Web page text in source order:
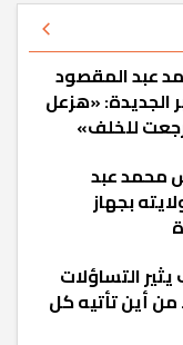
عبد المقصود
الجديدة: «هزعل
للخلف»
محمد عبد
بجهاز
التساؤلات
من أين تأتيه كل